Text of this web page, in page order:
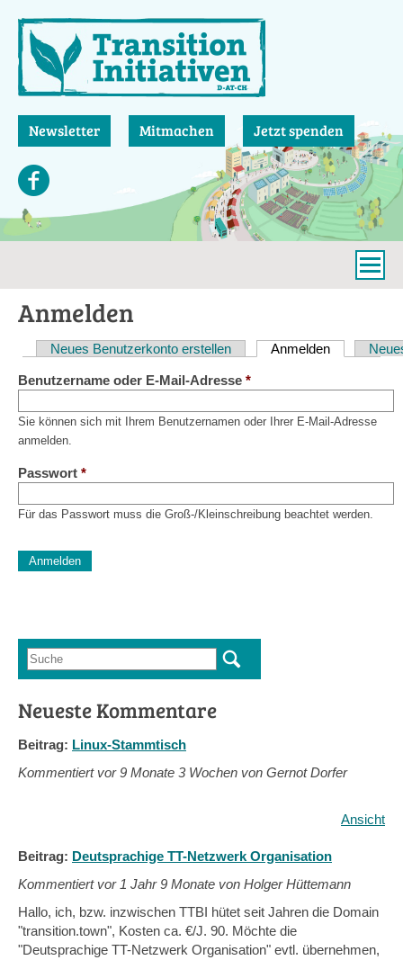
zum
Inhalt
Newsletter Mitmachen Jetzt spenden
Anmelden
Haupt-
Reiter
Neues Benutzerkonto erstellen Anmelden(aktiver
Benutzername oder E-Mail-Adresse *
Sie können sich mit Ihrem Benutzernamen oder Ihrer E-Mail-Adresse
anmelden.
Passwort *
Für das Passwort muss die Groß-/Kleinschreibung beachtet werden.
Diese Sicherheitsfrage überprüft, ob Sie ein menschlicher
Suchformular
Suche
Neueste Kommentare
Beitrag: Linux-Stammtisch
Kommentiert vor9 Monate 3 Wochen von Gernot Dorfer
Ansicht
Beitrag: Deutsprachige TT-Netzwerk Organisation
Kommentiert vor 1 Jahr 9 Monate von Holger Hüttemann
Hallo, ich, bzw. inzwischen TTBI hütet seit Jahren die Domain
"transition.town", Kosten ca. €/J. 90. Möchte die
"Deutsprachige TT-Netzwerk Organisation" evtl. übernehmen,